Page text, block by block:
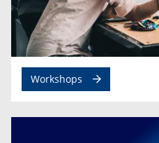
Workshops